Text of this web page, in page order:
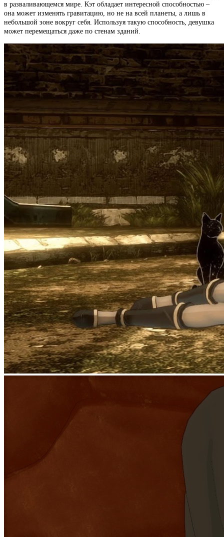
в разваливающемся мире. Кэт обладает интересной способностью –
она может изменять гравитацию, но не на всей планеты, а лишь в
небольшой зоне вокруг себя. Используя такую способность, девушка
может перемещаться даже по стенам зданий.